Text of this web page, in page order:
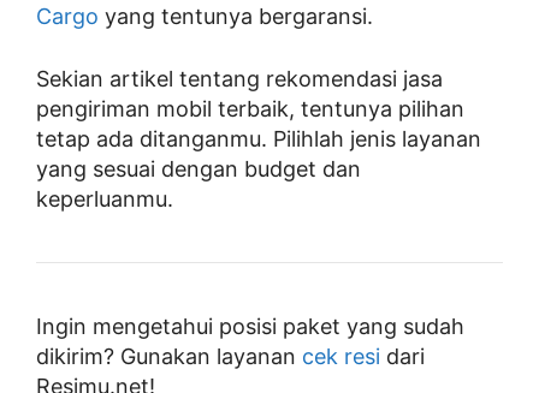
Cargo yang tentunya bergaransi.
Sekian artikel tentang rekomendasi jasa
pengiriman mobil terbaik, tentunya pilihan
tetap ada ditanganmu. Pilihlah jenis layanan
yang sesuai dengan budget dan
keperluanmu.
Ingin mengetahui posisi paket yang sudah
dikirim? Gunakan layanan cek resi dari
Resimu.net!